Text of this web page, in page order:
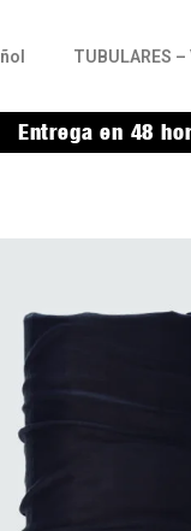
TUBULARES
Entrega en 48